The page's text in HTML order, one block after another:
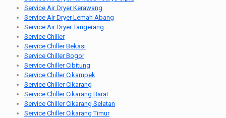
Service Air Dryer Kerawang
Service Air Dryer Lemah Abang
Service Air Dryer Tangerang
Service Chiller
Service Chiller Bekasi
Service Chiller Bogor
Service Chiller Cibitung
Service Chiller Cikampek
Service Chiller Cikarang
Service Chiller Cikarang Barat
Service Chiller Cikarang Selatan
Service Chiller Cikarang Timur